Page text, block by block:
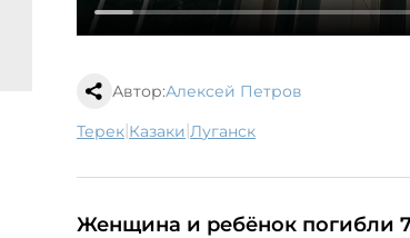
Автор:Алексей Петров
Терек| казаки| Луганск
Женщина и ребёнок погибли